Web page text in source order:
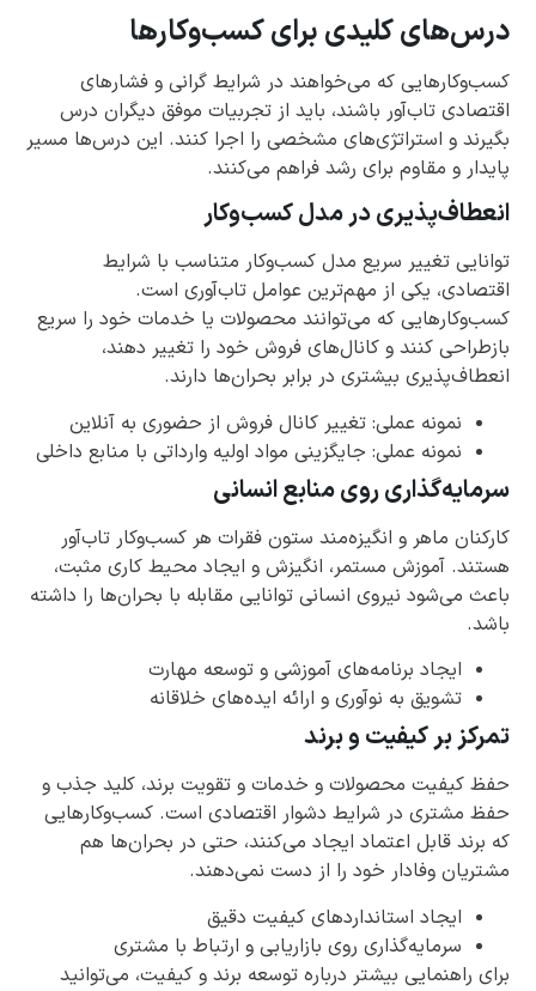
درس‌های کلیدی برای کسب‌وکارها
کسب‌وکارهایی که می‌خواهند در شرایط گرانی و فشارهای
اقتصادی تاب‌آور باشند، باید از تجربیات موفق دیگران درس
بگیرند و استراتژی‌های مشخصی را اجرا کنند. این درس‌ها مسیر
پایدار و مقاوم برای رشد فراهم می‌کنند.
انعطاف‌پذیری در مدل کسب‌وکار
توانایی تغییر سریع مدل کسب‌وکار متناسب با شرایط
اقتصادی، یکی از مهم‌ترین عوامل تاب‌آوری است.
کسب‌وکارهایی که می‌توانند محصولات یا خدمات خود را سریع
بازطراحی کنند و کانال‌های فروش خود را تغییر دهند،
انعطاف‌پذیری بیشتری در برابر بحران‌ها دارند.
نمونه عملی: تغییر کانال فروش از حضوری به آنلاین
نمونه عملی: جایگزینی مواد اولیه وارداتی با منابع داخلی
سرمایه‌گذاری روی منابع انسانی
کارکنان ماهر و انگیزه‌مند ستون فقرات هر کسب‌وکار تاب‌آور
هستند. آموزش مستمر، انگیزش و ایجاد محیط کاری مثبت،
باعث می‌شود نیروی انسانی توانایی مقابله با بحران‌ها را داشته
باشد.
ایجاد برنامه‌های آموزشی و توسعه مهارت
تشویق به نوآوری و ارائه ایده‌های خلاقانه
تمرکز بر کیفیت و برند
حفظ کیفیت محصولات و خدمات و تقویت برند، کلید جذب و
حفظ مشتری در شرایط دشوار اقتصادی است. کسب‌وکارهایی
که برند قابل اعتماد ایجاد می‌کنند، حتی در بحران‌ها هم
مشتریان وفادار خود را از دست نمی‌دهند.
ایجاد استانداردهای کیفیت دقیق
سرمایه‌گذاری روی بازاریابی و ارتباط با مشتری
برای راهنمایی بیشتر درباره توسعه برند و کیفیت، می‌توانید